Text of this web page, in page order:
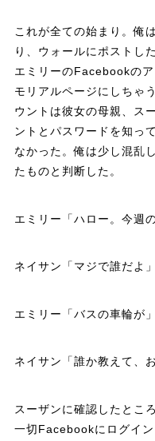
これが全ての始まり。俺
り、ウォールにポストし
エミリーのFacebookの
モリアルページにしちゃ
ウントは彼女の母親、ス
ントとパスワードを知っ
なかった。俺は少し混乱
たものと判断した。
エミリー「ハロー。今週
ネイサン「マジで誰だよ」
エミリー「バスの車輪が」
ネイサン「誰か教えて、
スーザンに確認したとこ
一切Facebookにログイ